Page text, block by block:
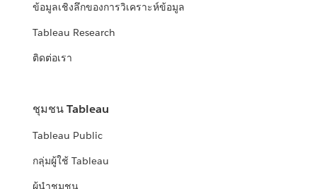
ข้อมูลเชิงลึกของการวิเคราะห์ข้อมูล
Tableau Research
ติดต่อเรา
ชุมชน Tableau
Tableau Public
กลุ่มผู้ใช้ Tableau
ผู้นำชุมชน